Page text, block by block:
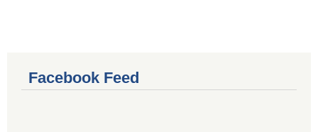
Facebook Feed